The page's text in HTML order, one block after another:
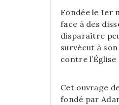
Fondée le 1er
face à des
disparaître
survécut à
contre
Cet ouvrage
fondé par